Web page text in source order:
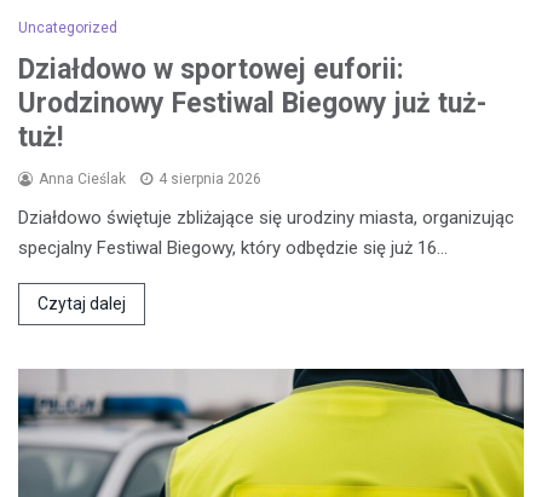
Uncategorized
Działdowo w sportowej euforii:
Urodzinowy Festiwal Biegowy już tuż-
tuż!
Anna Cieślak 4 sierpnia 2026
Działdowo świętuje zbliżające się urodziny miasta, organizując
specjalny Festiwal Biegowy, który odbędzie się już 16…
Czytaj dalej